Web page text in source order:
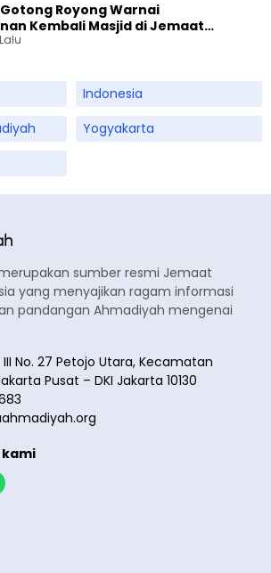
Royong Warnai
Kembali Masjid di Jemaat
Indonesia
Yogyakarta
sumber resmi Jemaat
yang menyajikan ragam informasi
pandangan Ahmadiyah mengenai
No. 27 Petojo Utara, Kecamatan
Pusat – DKI Jakarta 10130